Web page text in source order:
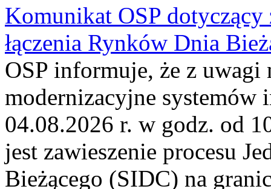
Komunikat OSP dotyczący
łączenia Rynków Dnia
OSP informuje, że z uwagi
modernizacyjne
04.08.2026 r. w godz. od
jest zawieszenie procesu
Bieżącego (SIDC) na